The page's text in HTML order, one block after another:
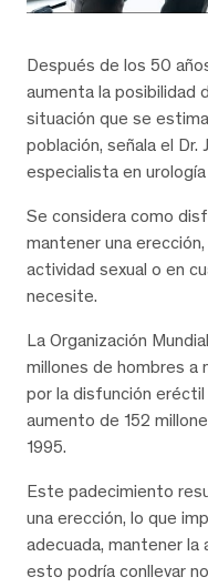
Después de los 50
aumenta la posibilidad
situación que se
población, señala el Dr.
especialista en
Se considera como
mantener una erección,
actividad sexual o en
necesite.
La Organización
millones de hombres a
por la disfunción eréctil
aumento de 152
1995.
Este padecimiento
una erección, lo que
adecuada, mantener la
esto podría conllevar